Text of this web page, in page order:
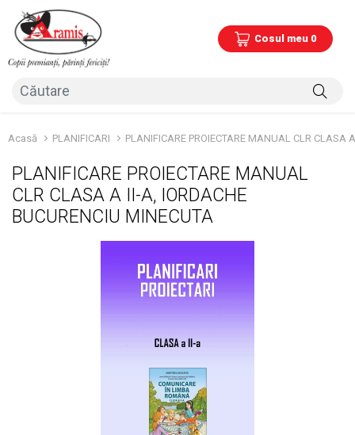
Cosul meu 0
Acasă PLANIFICARI PLANIFICARE PROIECTARE MANUAL CLR CLASA
PLANIFICARE PROIECTARE MANUAL
CLR CLASA A II-A, IORDACHE
BUCURENCIU MINECUTA